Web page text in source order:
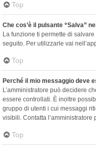
Top
Che cos’è il pulsante “Salva”
La funzione ti permette di
seguito. Per utilizzarle vai
Top
Perché il mio messaggio deve
L’amministratore può decidere
essere controllati. È inoltre
gruppo di utenti i cui messaggi
visibili. Contatta
Top